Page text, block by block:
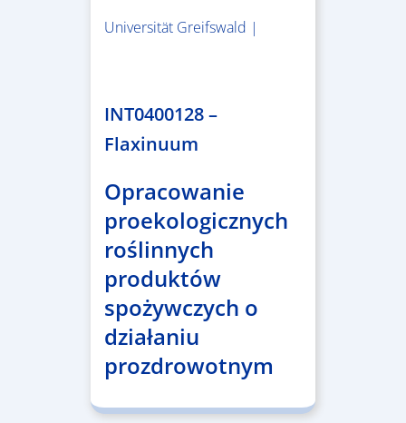
Universität Greifswald |
INT0400128 –
Flaxinuum
Opracowanie
proekologicznych
roślinnych
produktów
spożywczych o
działaniu
prozdrowotnym